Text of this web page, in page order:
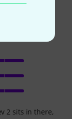
2 sits in there,